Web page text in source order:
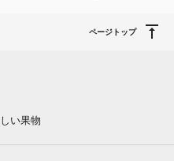
ページトップ
い果物